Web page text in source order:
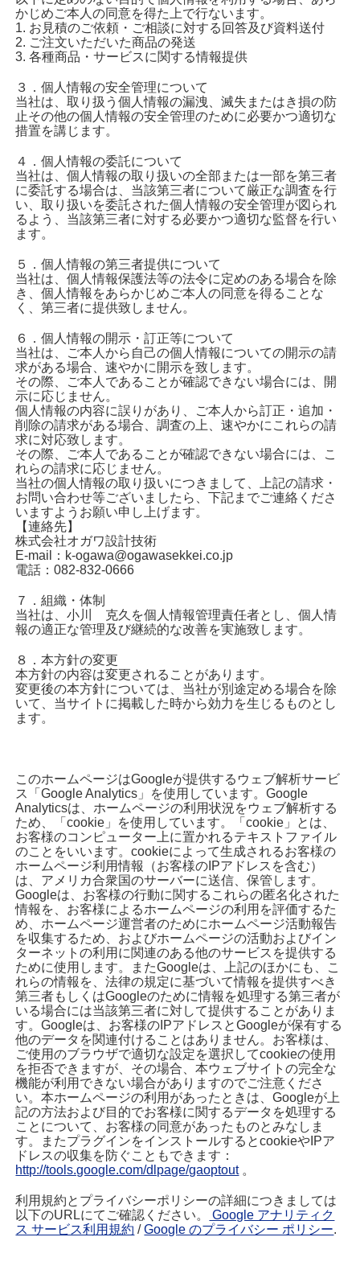
かじめご本人の同意を得た上で行ないます。
1. お見積のご依頼・ご相談に対する回答及び資料送付
2. ご注文いただいた商品の発送
3. 各種商品・サービスに関する情報提供
３．個人情報の安全管理について
当社は、取り扱う個人情報の漏洩、滅失またはき損の防
止その他の個人情報の安全管理のために必要かつ適切な
措置を講じます。
４．個人情報の委託について
当社は、個人情報の取り扱いの全部または一部を第三者
に委託する場合は、当該第三者について厳正な調査を行
い、取り扱いを委託された個人情報の安全管理が図られ
るよう、当該第三者に対する必要かつ適切な監督を行い
ます。
５．個人情報の第三者提供について
当社は、個人情報保護法等の法令に定めのある場合を除
き、個人情報をあらかじめご本人の同意を得ることな
く、第三者に提供致しません。
６．個人情報の開示・訂正等について
当社は、ご本人から自己の個人情報についての開示の請
求がある場合、速やかに開示を致します。
その際、ご本人であることが確認できない場合には、開
示に応じません。
個人情報の内容に誤りがあり、ご本人から訂正・追加・
削除の請求がある場合、調査の上、速やかにこれらの請
求に対応致します。
その際、ご本人であることが確認できない場合には、こ
れらの請求に応じません。
当社の個人情報の取り扱いにつきまして、上記の請求・
お問い合わせ等ございましたら、下記までご連絡くださ
いますようお願い申し上げます。
【連絡先】
株式会社オガワ設計技術
E-mail：k-ogawa@ogawasekkei.co.jp
電話：082-832-0666
７．組織・体制
当社は、小川 克久を個人情報管理責任者とし、個人情
報の適正な管理及び継続的な改善を実施致します。
８．本方針の変更
本方針の内容は変更されることがあります。
変更後の本方針については、当社が別途定める場合を除
いて、当サイトに掲載した時から効力を生じるものとし
ます。
このホームページはGoogleが提供するウェブ解析サービ
ス「Google Analytics」を使用しています。Google
Analyticsは、ホームページの利用状況をウェブ解析する
ため、「cookie」を使用しています。「cookie」とは、
お客様のコンピューター上に置かれるテキストファイル
のことをいいます。cookieによって生成されるお客様の
ホームページ利用情報（お客様のIPアドレスを含む）
は、アメリカ合衆国のサーバーに送信、保管します。
Googleは、お客様の行動に関するこれらの匿名化された
情報を、お客様によるホームページの利用を評価するた
め、ホームページ運営者のためにホームページ活動報告
を収集するため、およびホームページの活動およびイン
ターネットの利用に関連のある他のサービスを提供する
ために使用します。またGoogleは、上記のほかにも、こ
れらの情報を、法律の規定に基づいて情報を提供すべき
第三者もしくはGoogleのために情報を処理する第三者が
いる場合には当該第三者に対して提供することがありま
す。Googleは、お客様のIPアドレスとGoogleが保有する
他のデータを関連付けることはありません。お客様は、
ご使用のブラウザで適切な設定を選択してcookieの使用
を拒否できますが、その場合、本ウェブサイトの完全な
機能が利用できない場合がありますのでご注意くださ
い。本ホームページの利用があったときは、Googleが上
記の方法および目的でお客様に関するデータを処理する
ことについて、お客様の同意があったものとみなしま
す。またプラグインをインストールするとcookieやIPア
ドレスの収集を防ぐこともできます：
http://tools.google.com/dlpage/gaoptout。
利用規約とプライバシーポリシーの詳細につきましては
以下のURLにてご確認ください。
Google アナリティク
ス サービス利用規約 /Google のプライバシー ポリシー.